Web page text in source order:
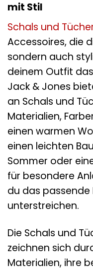
mit Stil
Schals und
Accessoires, die
sondern auch
deinem Outfit
Jack & Jones
an Schals und
Materialien,
einen warmen
einen leichten
Sommer oder
für besondere
du das passende
unterstreichen.
Die Schals und
zeichnen sich
Materialien, ihre